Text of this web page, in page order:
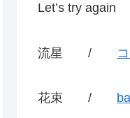
Let’s try
流星 /
花束 /